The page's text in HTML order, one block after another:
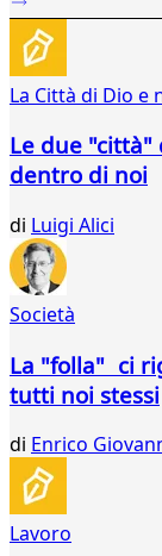
La Città di Dio e
Le due "città"
dentro di noi
di Luigi Alici
Società
La "folla" ci
tutti noi stessi
di Enrico
Lavoro